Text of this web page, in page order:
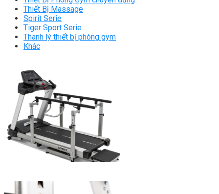
Thiết Bị Massage
Spirit Serie
Tiger Sport Serie
Thanh lý thiết bị phòng gym
Khác